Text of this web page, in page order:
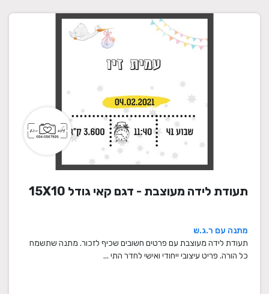
תעודת לידה מעוצבת - דגם קאי גודל 15X10
מתנה עם ר.ג.ש
תעודת לידה מעוצבת עם פרטים חשובים שכיף לזכור. מתנה שתשמח
כל הורה. פריט עיצובי ייחודי ואישי לחדר התי ...